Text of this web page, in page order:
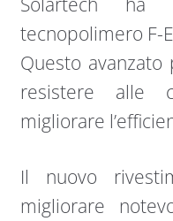
tecnopolimero F-
Questo
resistere alle
migliorare
Il nuovo
migliorare